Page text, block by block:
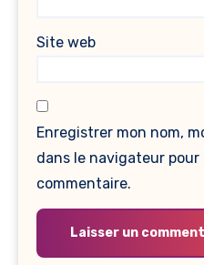
Site web
Enregistrer mon nom,
dans le navigateur pour
commentaire.